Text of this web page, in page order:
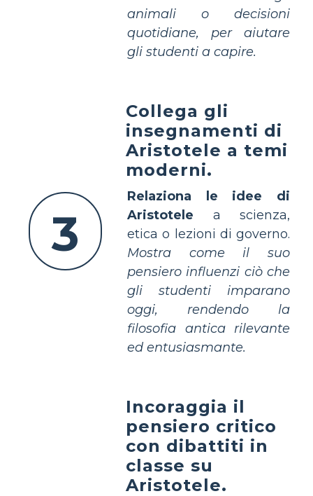
animali o decisioni
quotidiane, per aiutare
gli studenti a capire.
3
Collega gli
insegnamenti di
Aristotele a temi
moderni.
Relaziona le idee di
Aristotele a scienza,
etica o lezioni di governo.
Mostra come il suo
pensiero influenzi ciò che
gli studenti imparano
oggi, rendendo la
filosofia antica rilevante
ed entusiasmante.
Incoraggia il
pensiero critico
con dibattiti in
classe su
Aristotele.